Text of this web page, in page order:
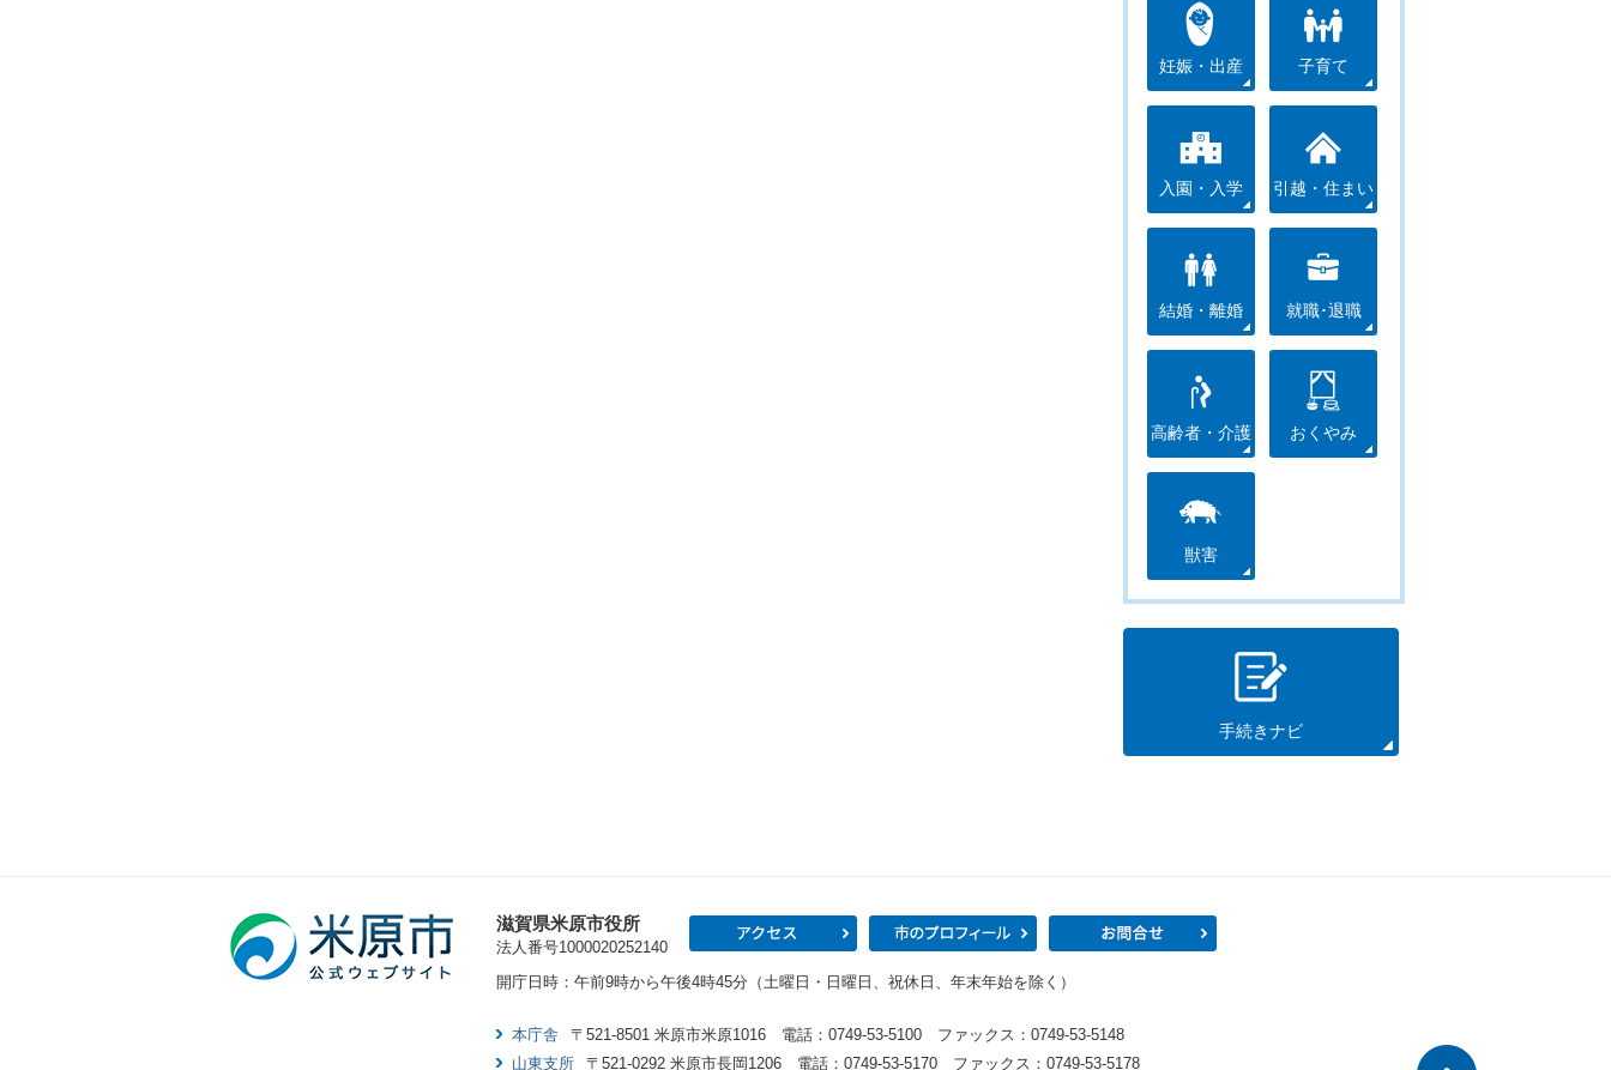
妊娠・出産 子育て
入園・入学 引越・住まい
結婚・離婚 就職･退職
高齢者・介護 おくやみ
獣害
手続きナビ
滋賀県米原市役所
法人番号1000020252140
アクセス 市のプロフィール
開庁日時：午前9時から午後4時45分（土曜日・日曜日、祝休日、年末年始を除く）
本庁舎
〒521-8501 米原市米原1016 電話：0749-53-5100 ファックス：0749-53-5148
山東支所
〒521-0292 米原市長岡1206 電話：0749-53-5170 ファックス：0749-53-5178